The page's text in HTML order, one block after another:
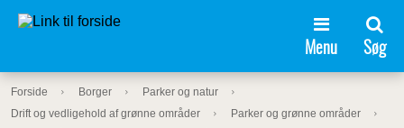
Menu Søg
Forside Borger
Parker og natur
Drift og vedligehold af grønne områder
Parker og grønne områder